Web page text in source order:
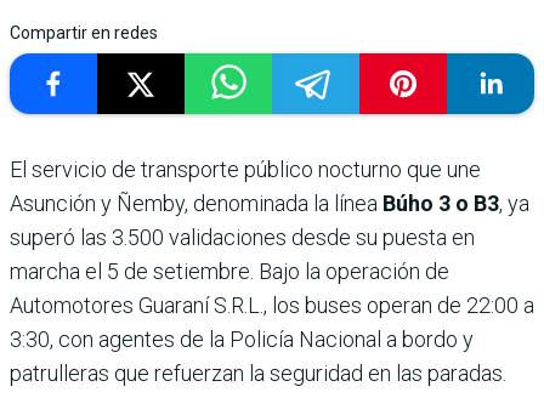
Compartir en redes
El servicio de transporte público nocturno que une
Asunción y Ñemby, denominada la línea Búho 3 o B3, ya
superó las 3.500 validaciones desde su puesta en
marcha el 5 de setiembre. Bajo la operación de
Automotores Guaraní S.R.L., los buses operan de 22:00 a
3:30, con agentes de la Policía Nacional a bordo y
patrulleras que refuerzan la seguridad en las paradas.